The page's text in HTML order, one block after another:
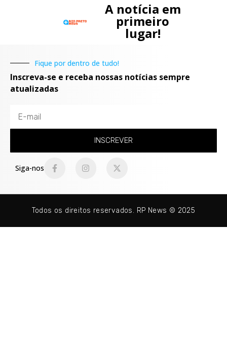
A notícia em
primeiro
lugar!
Fique por dentro de tudo!
Inscreva-se e receba nossas notícias sempre
atualizadas
INSCREVER
Siga-nos
Todos os direitos reservados. RP News © 2025